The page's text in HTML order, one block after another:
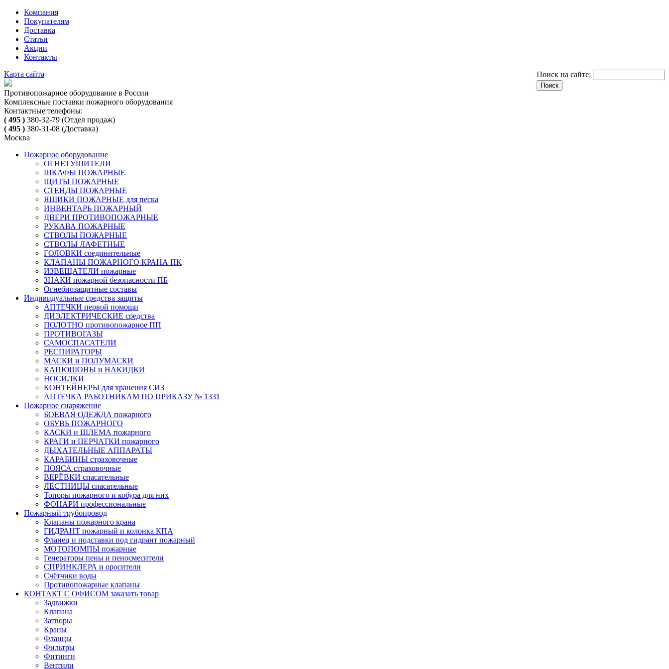
Компания
Покупателям
Доставка
Статьи
Акции
Контакты
Поиск на сайте:
Карта сайта
Противопожарное оборудование в России
Комплексные поставки пожарного оборудования
Контактные телефоны:
( 495 ) 380-32-79 (Отдел продаж)
( 495 ) 380-31-08 (Доставка)
Москва
Пожарное оборудование
ОГНЕТУШИТЕЛИ
ШКАФЫ ПОЖАРНЫЕ
ЩИТЫ ПОЖАРНЫЕ
СТЕНДЫ ПОЖАРНЫЕ
ЯЩИКИ ПОЖАРНЫЕ для песка
ИНВЕНТАРЬ ПОЖАРНЫЙ
ДВЕРИ ПРОТИВОПОЖАРНЫЕ
РУКАВА ПОЖАРНЫЕ
СТВОЛЫ ПОЖАРНЫЕ
СТВОЛЫ ЛАФЕТНЫЕ
ГОЛОВКИ соединительные
КЛАПАНЫ ПОЖАРНОГО КРАНА ПК
ИЗВЕЩАТЕЛИ пожарные
ЗНАКИ пожарной безопасности ПБ
Огнебиозащитные составы
Индивидуальные средства защиты
АПТЕЧКИ первой помощи
ДИЭЛЕКТРИЧЕСКИЕ средства
ПОЛОТНО противопожарное ПП
ПРОТИВОГАЗЫ
САМОСПАСАТЕЛИ
РЕСПИРАТОРЫ
МАСКИ и ПОЛУМАСКИ
КАПЮШОНЫ и НАКИДКИ
НОСИЛКИ
КОНТЕЙНЕРЫ для хранения СИЗ
АПТЕЧКА РАБОТНИКАМ ПО ПРИКАЗУ № 1331
Пожарное снаряжение
БОЕВАЯ ОДЕЖДА пожарного
ОБУВЬ ПОЖАРНОГО
КАСКИ и ШЛЕМА пожарного
КРАГИ и ПЕРЧАТКИ пожарного
ДЫХАТЕЛЬНЫЕ АППАРАТЫ
КАРАБИНЫ страховочные
ПОЯСА страховочные
ВЕРЁВКИ спасательные
ЛЕСТНИЦЫ спасательные
Топоры пожарного и кобура для них
ФОНАРИ профессиональные
Пожарный трубопровод
Клапаны пожарного крана
ГИДРАНТ пожарный и колонка КПА
Фланец и подставки под гидрант пожарный
МОТОПОМПЫ пожарные
Генераторы пены и пеносмесители
СПРИНКЛЕРА и оросители
Счётчики воды
Противопожарные клапаны
КОНТАКТ С ОФИСОМ заказать товар
Задвижки
Клапана
Затворы
Краны
Фланцы
Фильтры
Фитинги
Вентили